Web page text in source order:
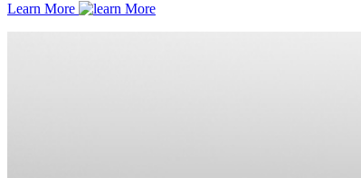
Learn More